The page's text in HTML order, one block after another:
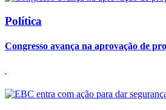
Política
Congresso avança na aprovação de